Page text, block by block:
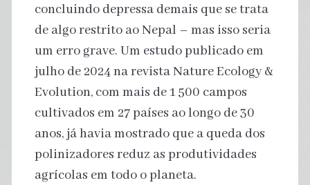
concluindo depressa demais que se trata
de algo restrito ao Nepal – mas isso seria
um erro grave. Um estudo publicado em
julho de 2024 na revista Nature Ecology &
Evolution, com mais de 1 500 campos
cultivados em 27 países ao longo de 30
anos, já havia mostrado que a queda dos
polinizadores reduz as produtividades
agrícolas em todo o planeta.